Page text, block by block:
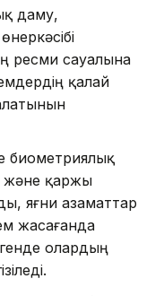
даму,
ресми сауалына
қалай
биометриялық
және қаржы
яғни азаматтар
жасағанда
олардың